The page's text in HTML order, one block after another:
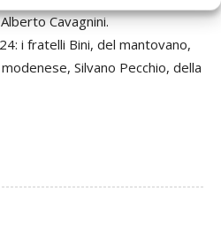
Cavagnini.
i fratelli Bini, del mantovano,
Silvano Pecchio, della